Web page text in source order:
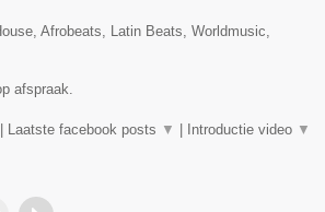
Afrobeats, Latin Beats, Worldmusic,
afspraak.
| Laatste facebook posts ▼ | Introductie video ▼